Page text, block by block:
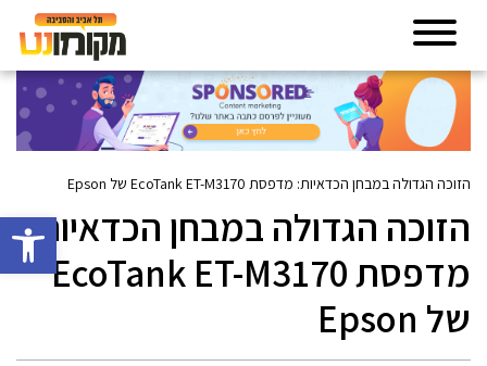
פתח
הזוכה הגדולה במבחן הכדאיות: מדפסת EcoTank ET-M3170 של Epson
הזוכה הגדולה במבחן הכדאיות:
מדפסת EcoTank ET-M3170
של Epson